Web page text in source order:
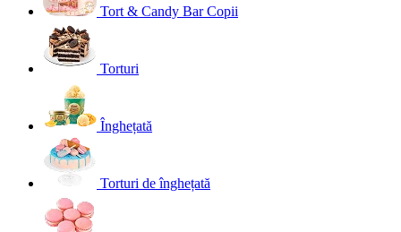
Tort & Candy Bar Copii
Torturi
Înghețată
Torturi de înghețată